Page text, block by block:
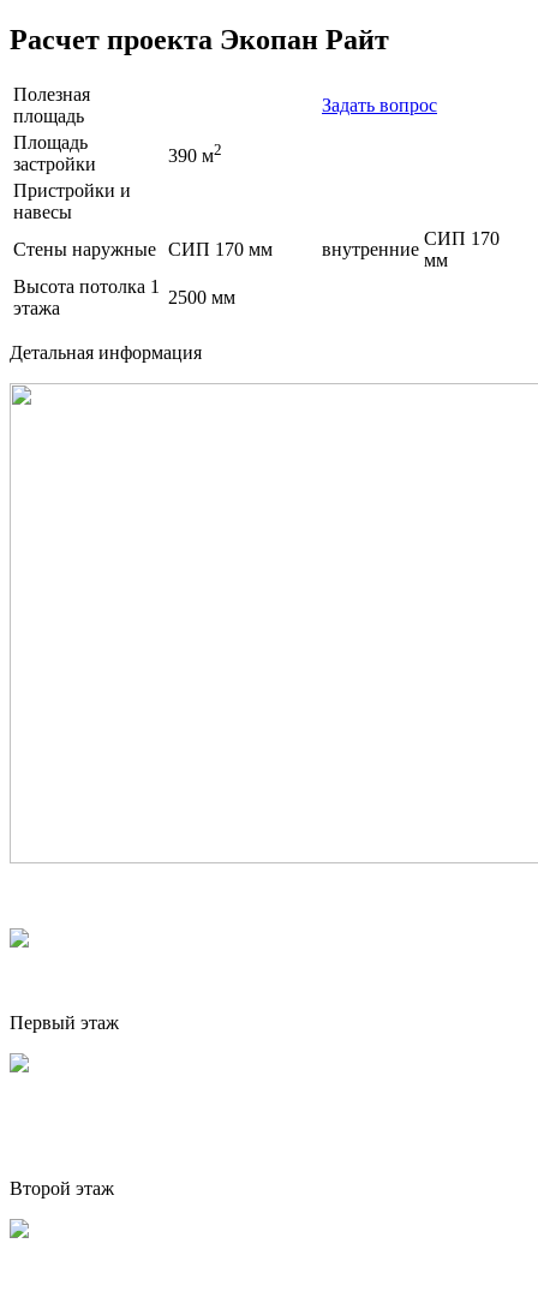
Расчет проекта Экопан Райт
Полезная
площадь
Задать вопрос
Площадь
застройки
390 м2
Пристройки и
навесы
Стены наружные СИП 170 мм внутренние
СИП 170
мм
Высота потолка 1
этажа
2500 мм
Детальная информация
Первый этаж
Второй этаж